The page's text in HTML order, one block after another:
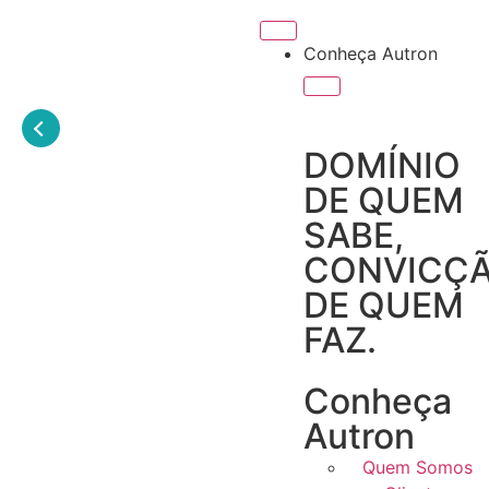
Conheça Autron
DOMÍNIO
DE QUEM
SABE,
DE QUEM
FAZ.
Conheça
Autron
Quem Somos